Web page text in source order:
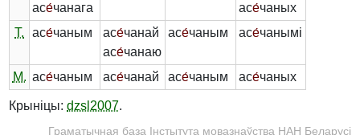
асе́чанага
асе́чаных
Т.
асе́чаным асе́чанай
асе́чанаю
асе́чаным асе́чанымі
М. асе́чаным асе́чанай асе́чаным асе́чаных
Крыніцы: dzsl2007.
Граматычная база Інстытута мовазнаўства НАН Беларусі